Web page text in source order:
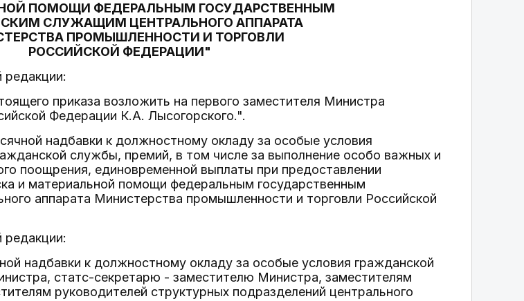
ПОМОЩИ ФЕДЕРАЛЬНЫМ ГОСУДАРСТВЕННЫМ
СЛУЖАЩИМ ЦЕНТРАЛЬНОГО АППАРАТА
ПРОМЫШЛЕННОСТИ И ТОРГОВЛИ
РОССИЙСКОЙ ФЕДЕРАЦИИ"
приказа возложить на первого заместителя Министра
Федерации К.А. Лысогорского.".
надбавки к должностному окладу за особые условия
службы, премий, в том числе за выполнение особо важных и
поощрения, единовременной выплаты при предоставлении
и материальной помощи федеральным государственным
аппарата Министерства промышленности и торговли Российской
надбавки к должностному окладу за особые условия гражданской
статс-секретарю - заместителю Министра, заместителям
руководителей структурных подразделений центрального